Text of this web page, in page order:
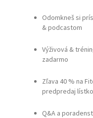
Odomkneš si
& podcastom
Výživová &
zadarmo
Zľava 40 % na
predpredaj
Q&A a